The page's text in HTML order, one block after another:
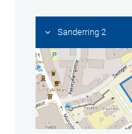
Sanderring 2